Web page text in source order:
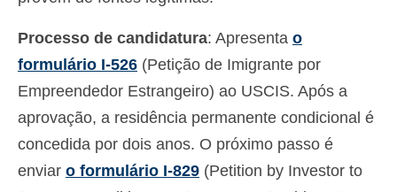
Processo de candidatura: Apresenta o
formulário I-526 (Petição de Imigrante por
Empreendedor Estrangeiro) ao USCIS. Após a
aprovação, a residência permanente condicional é
concedida por dois anos. O próximo passo é
enviar o formulário I-829 (Petition by Investor to